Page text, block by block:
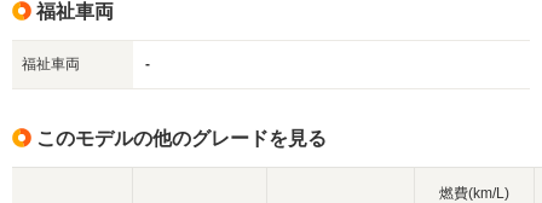
福祉車両
福祉車両 -
このモデルの他のグレードを見る
燃費(km/L)